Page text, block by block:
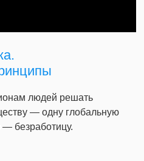
людей решать
— одну глобальную
безработицу.